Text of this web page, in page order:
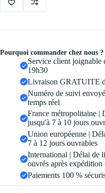
Pourquoi commander chez nous ?
Service client joignable
19h30
Livraison GRATUITE
Numéro de suivi
temps réel
France métropolitaine |
jusqu'à 7 à 10 jours
Union européenne |
7 à 12 jours ouvrables
International | Délai de
ouvrés après expédition
Paiements 100 %